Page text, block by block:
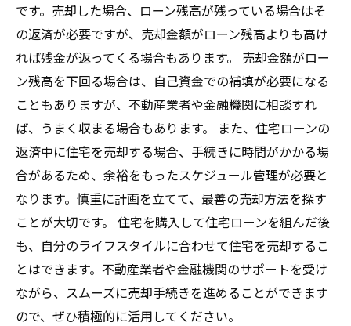
です。売却した場合、ローン残高が残っている場合はそ
の返済が必要ですが、売却金額がローン残高よりも高け
れば残金が返ってくる場合もあります。 売却金額がロー
ン残高を下回る場合は、自己資金での補填が必要になる
こともありますが、不動産業者や金融機関に相談すれ
ば、うまく収まる場合もあります。 また、住宅ローンの
返済中に住宅を売却する場合、手続きに時間がかかる場
合があるため、余裕をもったスケジュール管理が必要と
なります。慎重に計画を立てて、最善の売却方法を探す
ことが大切です。 住宅を購入して住宅ローンを組んだ後
も、自分のライフスタイルに合わせて住宅を売却するこ
とはできます。不動産業者や金融機関のサポートを受け
ながら、スムーズに売却手続きを進めることができます
ので、ぜひ積極的に活用してください。